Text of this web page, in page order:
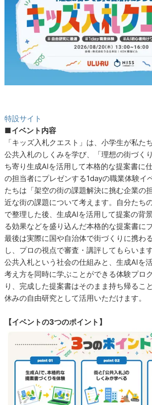
特設サイト
■イベント内容
「キッズ入札クエスト」は、小学生が私た
公共入札のしくみを学び、「理想の街づく
ち寄り生成AIを活用して本格的な提案書に
の担当者にプレゼンする1dayの職業体験イ
たちは「架空の街の課題解決に挑む企業の
近な街の課題について考えます。自分たち
で整理した後、生成AIを活用して提案の背
る効果などを盛り込んだ本格的な提案書に
最後は実際に国や自治体で街づくりに携わ
し、プロの視点で審査・講評してもらいます
公共入札という社会の仕組みと、生成AIを
考え方を同時に学ぶことができる体験プロ
り、完成した提案書はそのまま持ち帰るこ
休みの自由研究として活用いただけます。
【イベントの3つのポイント】